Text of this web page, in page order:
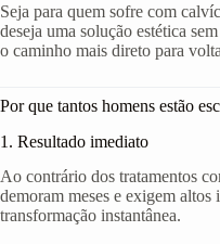
Seja para quem sofre com
deseja uma solução estética
o caminho mais direto para
Por que tantos homens estão
1. Resultado imediato
Ao contrário dos tratamentos
demoram meses e exigem
transformação instantânea.